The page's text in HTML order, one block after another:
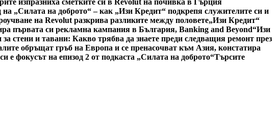
изпразниха сметките си в Revolut на почивка в Гърция
на „Силата на доброто“ – как „Изи Кредит“ подкрепя служителите си и
на Revolut разкрива разликите между половете„Изи Кредит“
първата си рекламна кампания в България, Banking and Beyond“Изи
стени и тавани: Какво трябва да знаете преди следващия ремонт през
обръщат гръб на Европа и се пренасочват към Азия, констатира
фокусът на епизод 2 от подкаста „Силата на доброто“Търсите